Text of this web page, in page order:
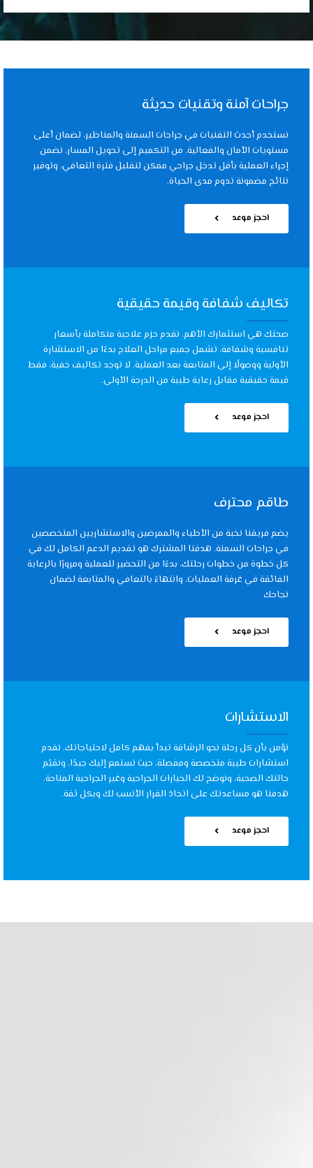
جراحات آمنة وتقنيات حديثة
نستخدم أحدث التقنيات في جراحات السمنة والمناظير، لضمان أعلى
مستويات الأمان والفعالية. من التكميم إلى تحويل المسار، نضمن
إجراء العملية بأقل تدخل جراحي ممكن لتقليل فترة التعافي، وتوفير
نتائج مضمونة تدوم مدى الحياة.
احجز موعد
تكاليف شفافة وقيمة حقيقية
صحتك هي استثمارك الأهم. نقدم حزم علاجية متكاملة بأسعار
تنافسية وشفافة، تشمل جميع مراحل العلاج بدءًا من الاستشارة
الأولية ووصولًا إلى المتابعة بعد العملية. لا توجد تكاليف خفية، فقط
قيمة حقيقية مقابل رعاية طبية من الدرجة الأولى.
احجز موعد
طاقم محترف
يضم فريقنا نخبة من الأطباء والممرضين والاستشاريين المتخصصين
في جراحات السمنة. هدفنا المشترك هو تقديم الدعم الكامل لك في
كل خطوة من خطوات رحلتك، بدءًا من التحضير للعملية ومرورًا بالرعاية
الفائقة في غرفة العمليات، وانتهاءً بالتعافي والمتابعة لضمان
نجاحك
احجز موعد
الاستشارات
نؤمن بأن كل رحلة نحو الرشاقة تبدأ بفهم كامل لاحتياجاتك. نقدم
استشارات طبية متخصصة ومفصلة، حيث نستمع إليك جيدًا، ونقيّم
حالتك الصحية، ونوضح لك الخيارات الجراحية وغير الجراحية المتاحة.
هدفنا هو مساعدتك على اتخاذ القرار الأنسب لك وبكل ثقة.
احجز موعد